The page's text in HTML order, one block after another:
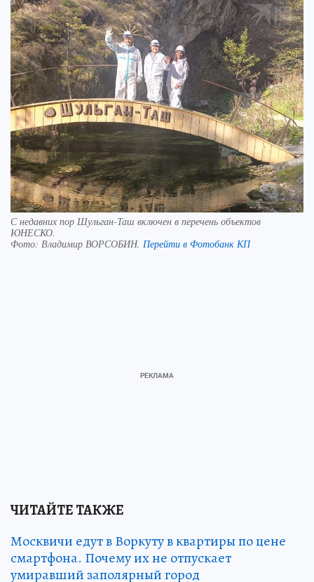
С недавних пор Шульган-Таш включен в перечень объектов
ЮНЕСКО.
Фото: Владимир ВОРСОБИН. Перейти в Фотобанк КП
ЧИТАЙТЕ ТАКЖЕ
Москвичи едут в Воркуту в квартиры по цене
смартфона. Почему их не отпускает
умиравший заполярный город